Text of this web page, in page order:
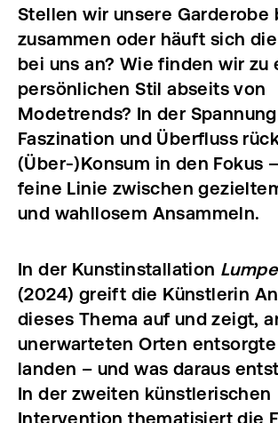
Stellen wir unsere Garderobe
zusammen oder häuft sich
bei uns an? Wie finden wir zu
persönlichen Stil abseits von
Modetrends? In der
Faszination und Überfluss
(Über-)Konsum in den Fokus
feine Linie zwischen
und wahllosem Ansammeln.
In der Kunstinstallation
(2024) greift die Künstlerin
dieses Thema auf und zeigt,
unerwarteten Orten
landen – und was daraus
In der zweiten künstlerischen
Intervention thematisiert die